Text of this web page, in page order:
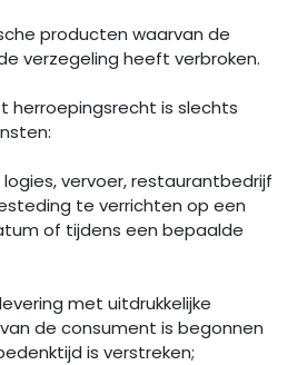
producten waarvan de
verzegeling heeft verbroken.
herroepingsrecht is slechts
vervoer, restaurantbedrijf
te verrichten op een
of tijdens een bepaalde
met uitdrukkelijke
de consument is begonnen
is verstreken;